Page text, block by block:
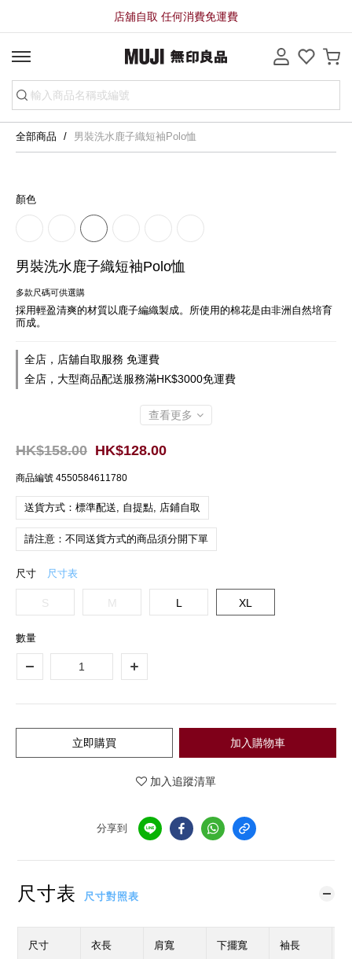
店舖自取 任何消費免運費
全部商品 男裝洗水鹿子織短袖Polo恤
顏色
男裝洗水鹿子織短袖Polo恤
多款尺碼可供選購
採用輕盈清爽的材質以鹿子編織製成。所使用的棉花是由非洲自然培育
而成。
全店，店舖自取服務 免運費
全店，大型商品配送服務滿HK$3000免運費
查看更多
HK$128.00
HK$158.00
商品編號 4550584611780
送貨方式：標準配送, 自提點, 店鋪自取
請注意：不同送貨方式的商品須分開下單
尺寸 尺寸表
S M L XL
數量
加入購物車
立即購買
加入追蹤清單
分享到
尺寸表 尺寸對照表
尺寸 衣長 肩寬 下擺寬 袖長